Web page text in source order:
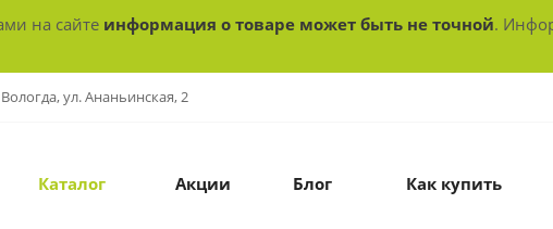
на сайте информация о товаре может быть не точной.
Вологда, ул. Ананьинская, 2
Каталог Акции Блог Как купить